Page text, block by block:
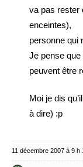
va pas rester
enceintes),
personne qui
Je pense que
peuvent être
Moi je dis
à dire) :p
11 décembre 2007 à 9 h